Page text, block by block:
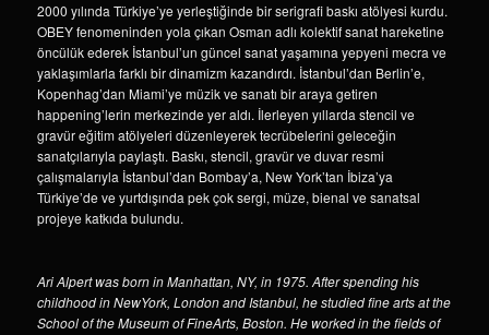
2000 yılında Türkiye’ye yerleştiğinde bir serigrafi baskı atölyesi kurdu.
OBEY fenomeninden yola çıkan Osman adlı kolektif sanat hareketine
öncülük ederek İstanbul’un güncel sanat yaşamına yepyeni mecra ve
yaklaşımlarla farklı bir dinamizm kazandırdı. İstanbul’dan Berlin’e,
Kopenhag’dan Miami’ye müzik ve sanatı bir araya getiren
happening’lerin merkezinde yer aldı. İlerleyen yıllarda stencil ve
gravür eğitim atölyeleri düzenleyerek tecrübelerini geleceğin
sanatçılarıyla paylaştı. Baskı, stencil, gravür ve duvar resmi
çalışmalarıyla İstanbul’dan Bombay’a, New York’tan İbiza’ya
Türkiye’de ve yurtdışında pek çok sergi, müze, bienal ve sanatsal
projeye katkıda bulundu.
Ari Alpert was born in Manhattan, NY, in 1975. After spending his
childhood in NewYork, London and Istanbul, he studied fine arts at the
School of the Museum of FineArts, Boston. He worked in the fields of